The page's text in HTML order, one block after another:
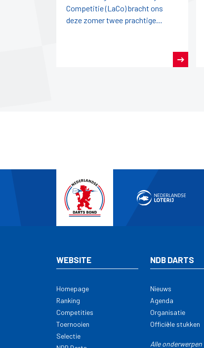
Competitie (LaCo) bracht ons
deze zomer twee prachtige
WEBSITE
Homepage
Ranking
Competities
Toernooien
Selectie
NDB DARTS
Nieuws
Agenda
Organisatie
Officiële stukken
Alle onderwerpen